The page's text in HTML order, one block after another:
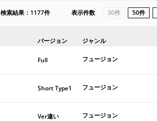
検索結果：1177件 表示件数 30件 50件
バージョン ジャンル
Full フュージョン
Short Type1 フュージョン
Ver違い フュージョン